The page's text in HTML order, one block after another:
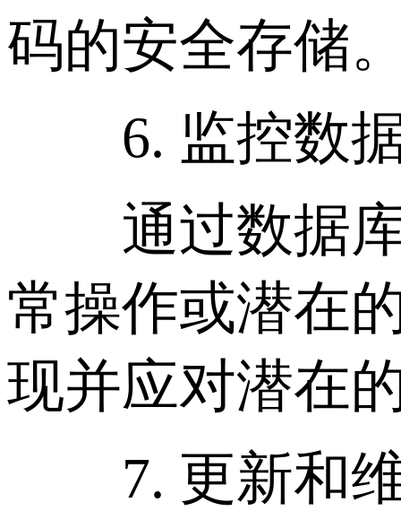
码的安全存储
6. 监控数据
通过数据库
常操作或潜在
现并应对潜在
7. 更新和维